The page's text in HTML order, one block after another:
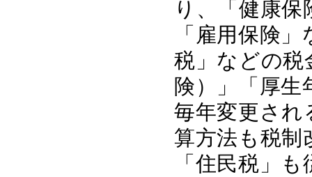
り、「健康
「雇用保険
税」などの税
険）」「厚生
毎年変更され
算方法も税制
「住民税」